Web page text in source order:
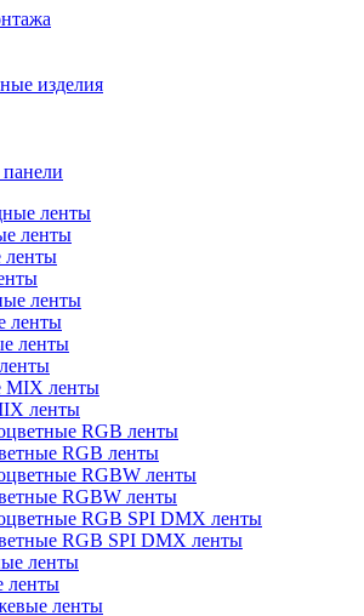
изделия
ленты
ленты
ленты
RGB ленты
RGBW ленты
RGB SPI DMX ленты
ленты